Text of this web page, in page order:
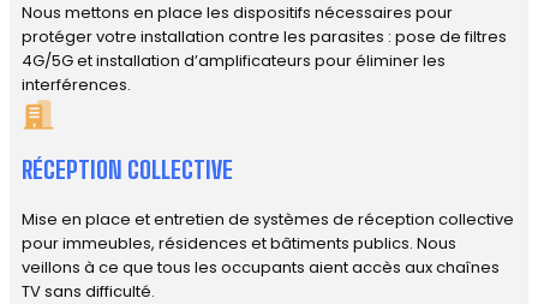
Nous mettons en place les dispositifs nécessaires pour
protéger votre installation contre les parasites : pose de filtres
4G/5G et installation d’amplificateurs pour éliminer les
interférences.
RÉCEPTION COLLECTIVE
Mise en place et entretien de systèmes de réception collective
pour immeubles, résidences et bâtiments publics. Nous
veillons à ce que tous les occupants aient accès aux chaînes
TV sans difficulté.